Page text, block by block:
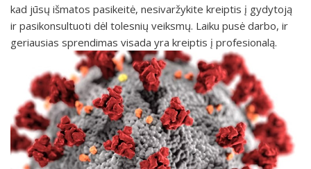
kad jūsų išmatos pasikeitė, nesivaržykite kreiptis į gydytoją
ir pasikonsultuoti dėl tolesnių veiksmų. Laiku pusė darbo, ir
geriausias sprendimas visada yra kreiptis į profesionalą.